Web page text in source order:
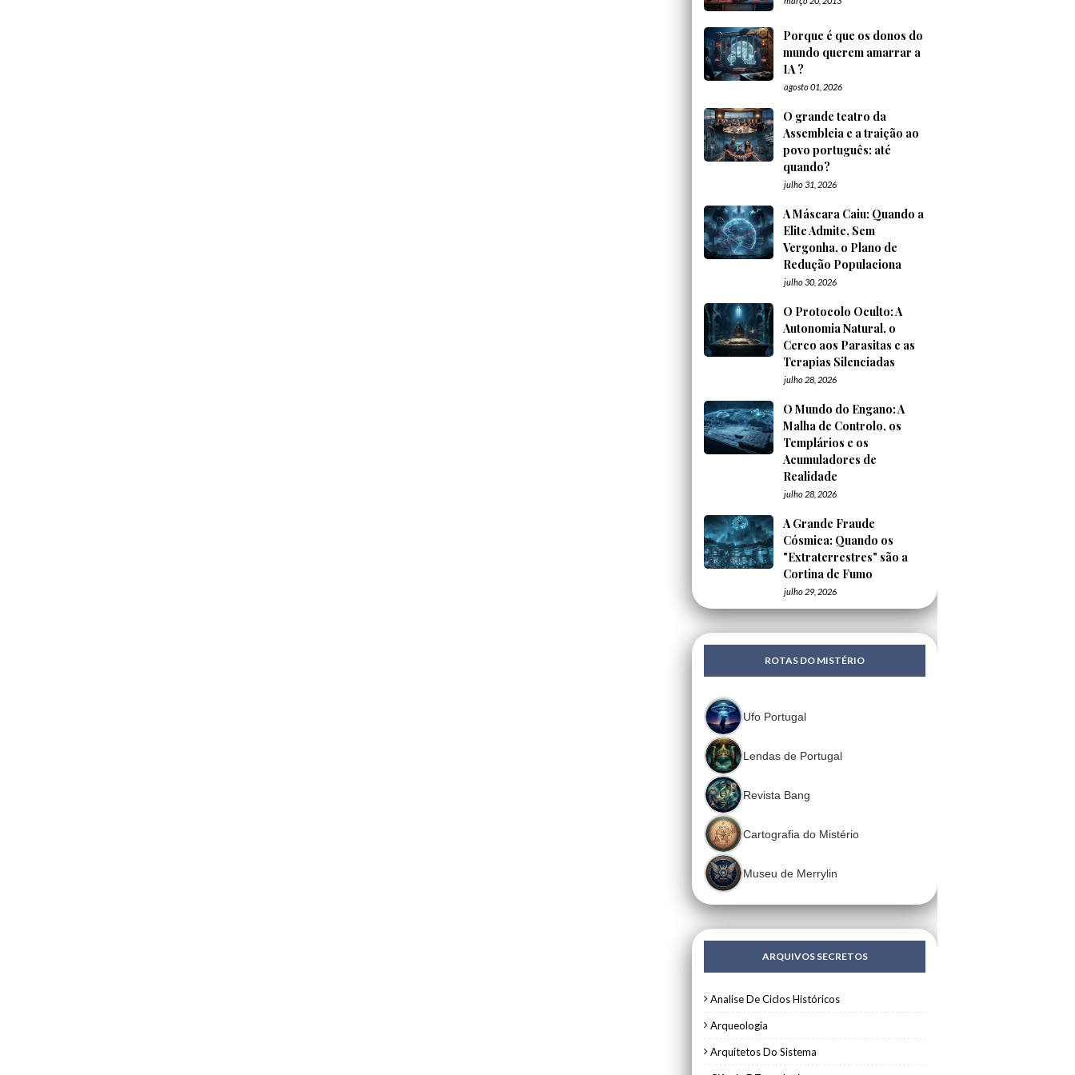
Porque é que os donos do
mundo querem amarrar a
IA ?
agosto 01, 2026
O grande teatro da
Assembleia e a traição ao
povo português: até
quando?
julho 31, 2026
A Máscara Caiu: Quando a
Elite Admite, Sem
Vergonha, o Plano de
Redução Populaciona
julho 30, 2026
O Protocolo Oculto: A
Autonomia Natural, o
Cerco aos Parasitas e as
Terapias Silenciadas
julho 28, 2026
O Mundo do Engano: A
Malha de Controlo, os
Templários e os
Acumuladores de
Realidade
julho 28, 2026
A Grande Fraude
Cósmica: Quando os
"Extraterrestres" são a
Cortina de Fumo
julho 29, 2026
ROTAS DO MISTÉRIO
Ufo Portugal
Lendas de Portugal
Revista Bang
Cartografia do Mistério
Museu de Merrylin
ARQUIVOS SECRETOS
Analise De Ciclos Históricos
Arqueologia
Arquitetos Do Sistema